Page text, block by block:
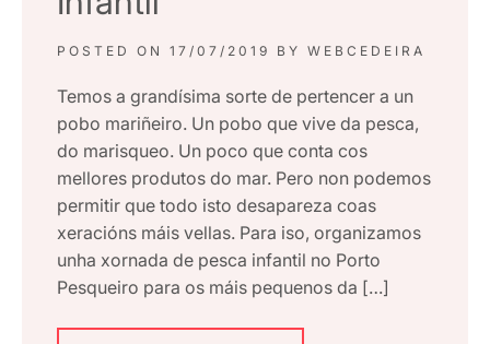
POSTED ON 17/07/2019 BY WEBCEDEIRA
Temos a grandísima sorte de pertencer a un
pobo mariñeiro. Un pobo que vive da pesca,
do marisqueo. Un poco que conta cos
mellores produtos do mar. Pero non podemos
permitir que todo isto desapareza coas
xeracións máis vellas. Para iso, organizamos
unha xornada de pesca infantil no Porto
Pesqueiro para os máis pequenos da […]